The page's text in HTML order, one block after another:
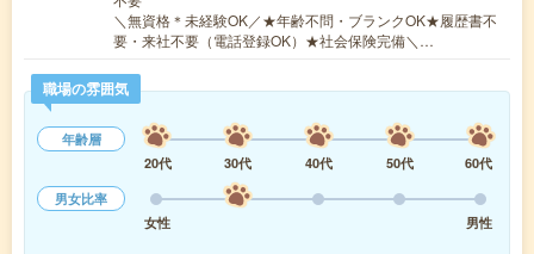
＼無資格＊未経験OK／★年齢不問・ブランクOK★履歴書不
要・来社不要（電話登録OK）★社会保険完備＼…
職場の雰囲気
年齢層
20代
30代 40代 50代
60代
男女比率
女性
男性